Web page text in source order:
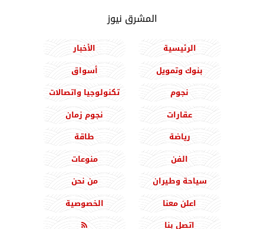
المشرق نيوز
الرئيسية
الأخبار
بنوك وتمويل
أسواق
نجوم
تكنولوجيا واتصالات
عقارات
نجوم زمان
رياضة
طاقة
الفن
منوعات
سياحة وطيران
من نحن
اعلن معنا
الخصوصية
اتصل بنا
